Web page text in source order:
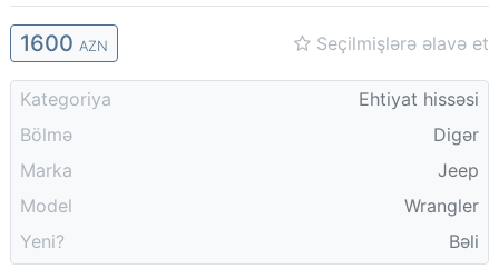
1600 AZN Seçilmişlərə əlavə et
Kategoriya
Ehtiyat hissəsi
Bölmə
Digər
Marka
Jeep
Model
Wrangler
Yeni?
Bəli